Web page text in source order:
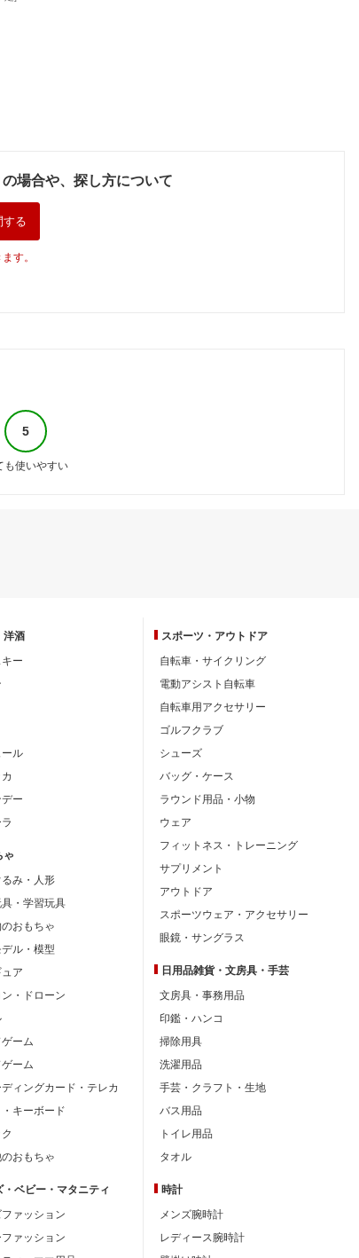
場合や、探し方について
する
す。
5
も使いやすい
洋酒
ー
ール
ー
ゃ
み・人形
・学習玩具
おもちゃ
ル・模型
ア
・ドローン
ーム
ーム
ディングカード・テレカ
・キーボード
おもちゃ
・ベビー・ マタニティ
ァッション
ァッション
スポーツ・ アウトドア
自転車・サイクリング
電動アシスト自転車
自転車用アクセサリー
ゴルフクラブ
シューズ
バッグ・ケース
ラウンド用品・小物
ウェア
フィットネス・トレーニング
サプリメント
アウトドア
スポーツウェア・アクセサリー
眼鏡・サングラス
日用品雑貨・文房具・手芸
文房具・事務用品
印鑑・ハンコ
掃除用具
洗濯用品
手芸・クラフト・生地
バス用品
トイレ用品
タオル
時計
メンズ腕時計
レディース腕時計